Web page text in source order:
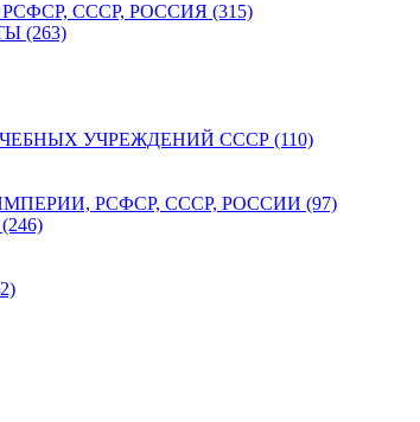
СССР, РОССИЯ (315)
(263)
УЧРЕЖДЕНИЙ СССР (110)
РСФСР, СССР, РОССИИ (97)